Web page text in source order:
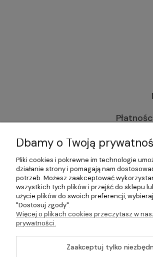
©2026 Wszelkie Prawa Zastrzeżone |
Wyposażenie gastronomii, restauracji oraz
Szablon Master by
Dbamy o Twoją
Pliki cookies i pokrewne im technologie
działanie strony i pomagają nam
potrzeb. Możesz zaakceptować
wszystkich tych plików i przejść do sklepu
użycie plików do swoich preferencji,
"Dostosuj zgody".
Więcej o plikach cookies przeczytasz w
prywatności.
Zaakceptuj tylko